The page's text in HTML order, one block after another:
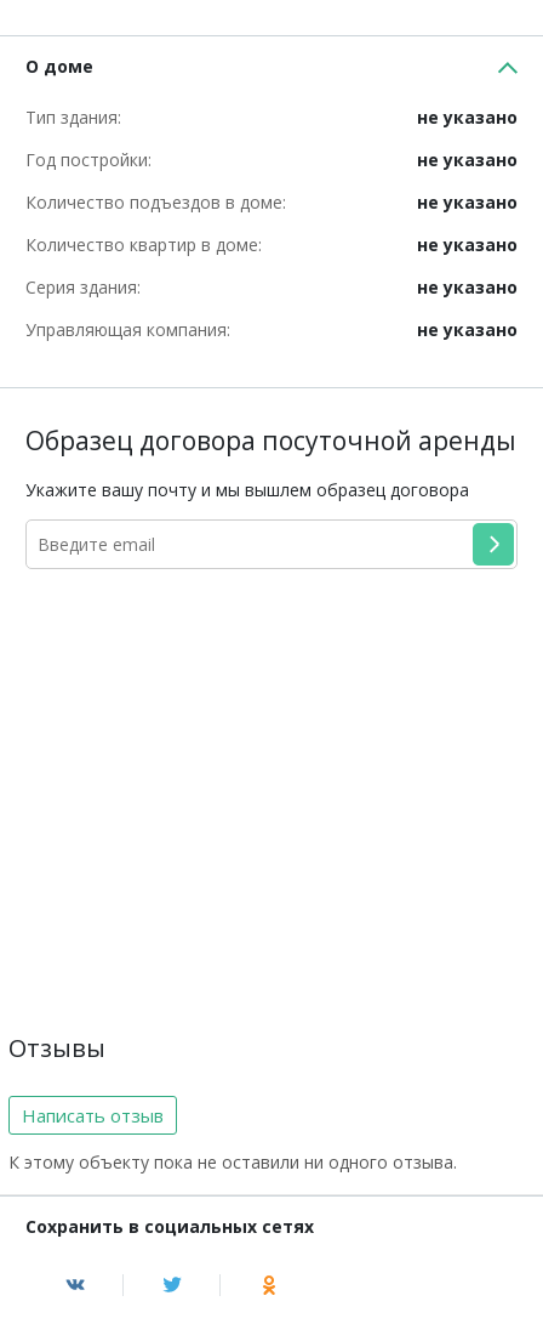
О доме
Тип здания:
не указано
Год постройки:
не указано
Количество подъездов в доме:
не указано
Количество квартир в доме:
не указано
Серия здания:
не указано
Управляющая компания:
не указано
Образец договора посуточной аренды
Укажите вашу почту и мы вышлем образец договора
Отзывы
Написать отзыв
К этому объекту пока не оставили ни одного отзыва.
Сохранить в социальных сетях